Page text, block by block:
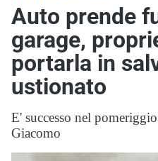
Auto prende
garage,
portarla in
ustionato
E' successo nel
Giacomo